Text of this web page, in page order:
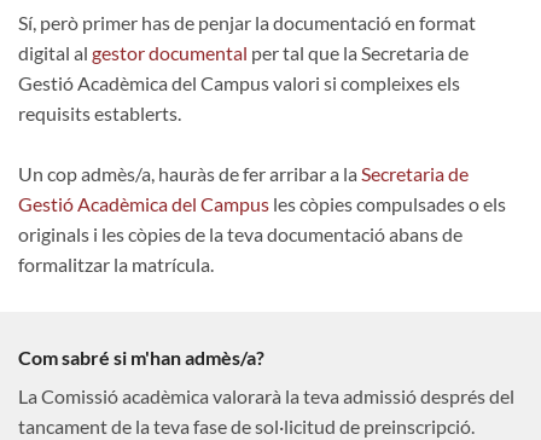
Sí, però primer has de penjar la documentació en format
digital al gestor documental per tal que la Secretaria de
Gestió Acadèmica del Campus valori si compleixes els
requisits establerts.
Un cop admès/a, hauràs de fer arribar a la Secretaria de
Gestió Acadèmica del Campus les còpies compulsades o els
originals i les còpies de la teva documentació abans de
formalitzar la matrícula.
Com sabré si m'han admès/a?
La Comissió acadèmica valorarà la teva admissió després del
tancament de la teva fase de sol·licitud de preinscripció.